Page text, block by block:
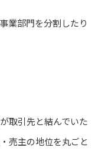
業部門を分割したり
取引先と結んでいた
売主の地位を丸ごと